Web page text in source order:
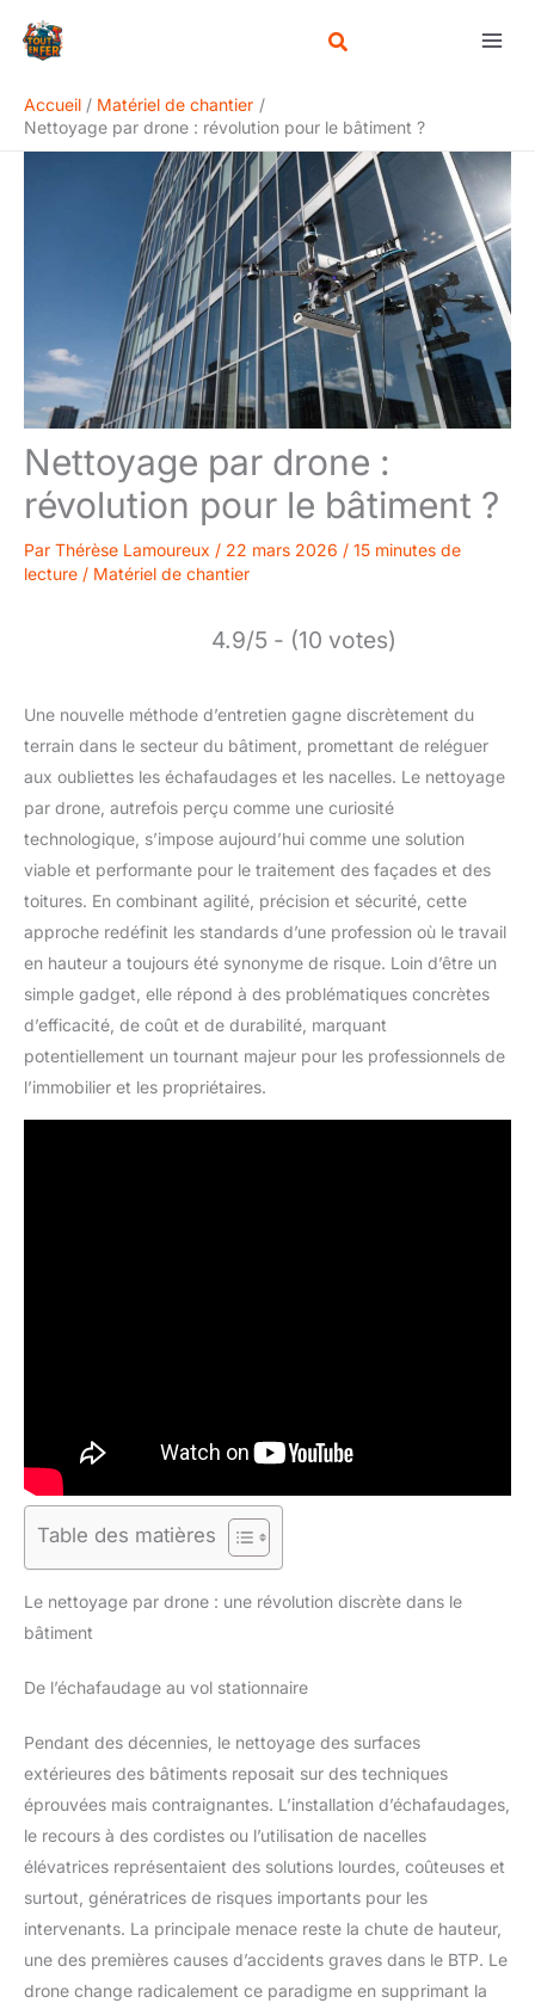
Accueil
Matériel de chantier
Nettoyage par drone : révolution pour le bâtiment ?
Nettoyage par drone :
révolution pour le bâtiment ?
Par Thérèse Lamoureux / 22 mars 2026 / 15 minutes de
lecture / Matériel de chantier
4.9/5 - (10 votes)
Une nouvelle méthode d’entretien gagne discrètement du
terrain dans le secteur du bâtiment, promettant de reléguer
aux oubliettes les échafaudages et les nacelles. Le nettoyage
par drone, autrefois perçu comme une curiosité
technologique, s’impose aujourd’hui comme une solution
viable et performante pour le traitement des façades et des
toitures. En combinant agilité, précision et sécurité, cette
approche redéfinit les standards d’une profession où le travail
en hauteur a toujours été synonyme de risque. Loin d’être un
simple gadget, elle répond à des problématiques concrètes
d’efficacité, de coût et de durabilité, marquant
potentiellement un tournant majeur pour les professionnels de
l’immobilier et les propriétaires.
Table des matières
Le nettoyage par drone : une révolution discrète dans le
bâtiment
De l’échafaudage au vol stationnaire
Pendant des décennies, le nettoyage des surfaces
extérieures des bâtiments reposait sur des techniques
éprouvées mais contraignantes. L’installation d’échafaudages,
le recours à des cordistes ou l’utilisation de nacelles
élévatrices représentaient des solutions lourdes, coûteuses et
surtout, génératrices de risques importants pour les
intervenants. La principale menace reste la chute de hauteur,
une des premières causes d’accidents graves dans le BTP. Le
drone change radicalement ce paradigme en supprimant la